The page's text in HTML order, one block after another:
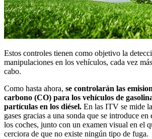
Estos controles tienen como objetivo la
manipulaciones en los vehículos, cada vez
cabo.
Como hasta ahora, se controlarán las
carbono (CO) para los vehículos de
partículas en los diésel. En las ITV se mide
gases gracias a una sonda que se introduce en
los coches, junto con un examen visual en el
cerciora de que no existe ningún tipo de fuga.